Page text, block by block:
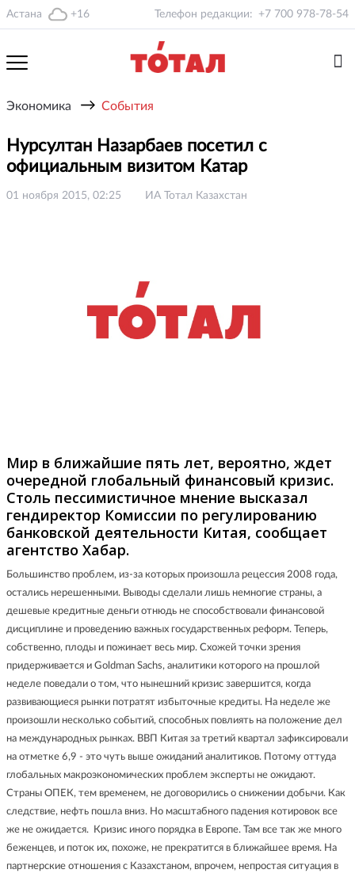
Астана +16 Телефон редакции: +7 700 978-78-54
Экономика → События
Нурсултан Назарбаев посетил с
официальным визитом Катар
01 ноября 2015, 02:25 ИА Тотал Казахстан
Мир в ближайшие пять лет, вероятно, ждет
очередной глобальный финансовый кризис.
Столь пессимистичное мнение высказал
гендиректор Комиссии по регулированию
банковской деятельности Китая, сообщает
агентство Хабар.
Большинство проблем, из-за которых произошла рецессия 2008 года,
остались нерешенными. Выводы сделали лишь немногие страны, а
дешевые кредитные деньги отнюдь не способствовали финансовой
дисциплине и проведению важных государственных реформ. Теперь,
собственно, плоды и пожинает весь мир. Схожей точки зрения
придерживается и Goldman Sachs, аналитики которого на прошлой
неделе поведали о том, что нынешний кризис завершится, когда
развивающиеся рынки потратят избыточные кредиты. На неделе же
произошли несколько событий, способных повлиять на положение дел
на международных рынках. ВВП Китая за третий квартал зафиксировали
на отметке 6,9 - это чуть выше ожиданий аналитиков. Потому оттуда
глобальных макроэкономических проблем эксперты не ожидают.
Страны ОПЕК, тем временем, не договорились о снижении добычи. Как
следствие, нефть пошла вниз. Но масштабного падения котировок все
же не ожидается. Кризис иного порядка в Европе. Там все так же много
беженцев, и поток их, похоже, не прекратится в ближайшее время. На
партнерские отношения с Казахстаном, впрочем, непростая ситуация в